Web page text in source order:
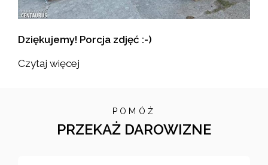
Dziękujemy! Porcja zdjęć :-)
Czytaj więcej
POMÓŻ
PRZEKAŻ DAROWIZNE